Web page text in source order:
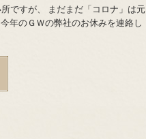
ですが、 まだまだ「コロナ」は元
年のＧＷの弊社のお休みを連絡し